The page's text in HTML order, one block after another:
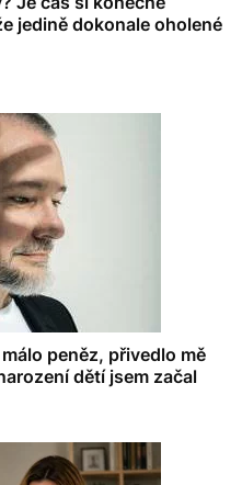
jedině dokonale oholené
peněz, přivedlo mě
dětí jsem začal